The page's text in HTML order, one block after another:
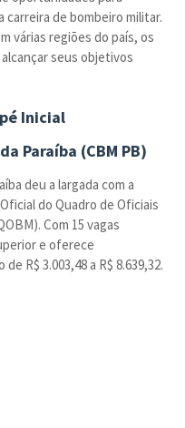
carreira de bombeiro militar.
várias regiões do país, os
seus objetivos
Inicial
Paraíba (CBM PB)
deu a largada com a
do Quadro de Oficiais
Com 15 vagas
e oferece
R$ 3.003,48 a R$ 8.639,32.